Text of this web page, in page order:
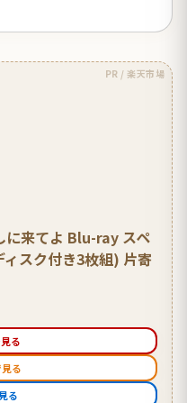
PR / 楽天市場
に来てよ Blu-ray スペ
スク付き3枚組) 片寄
る
る
る